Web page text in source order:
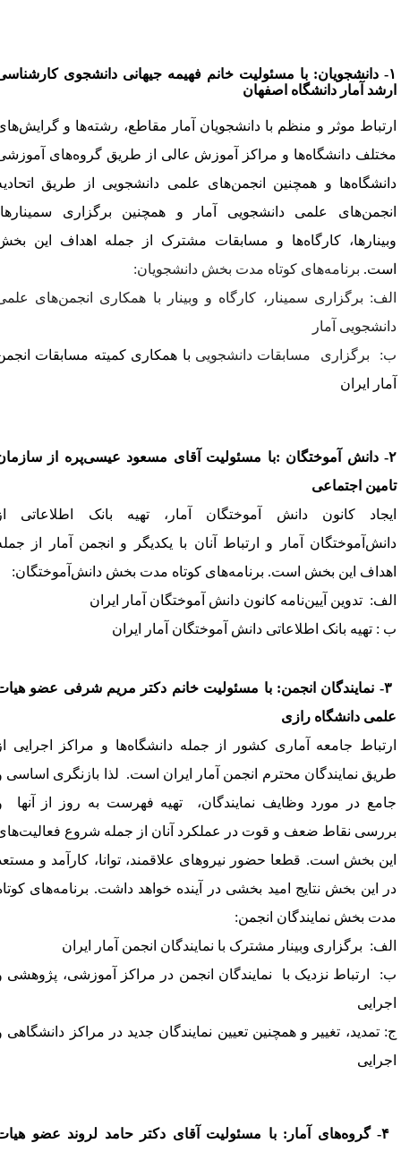
- دانشجویان:با مسئولیت خانم فهیمه جیهانی دانشجوی کارشناسی
آمار دانشگاه اصفهان
موثر و منظم با دانشجویان آمار مقاطع، رشته‌ها و گرایش‌های
دانشگاه‌ها و مراکز آموزش عالی از طریق گروه‌های آموزشی
و همچنین انجمن‌های علمی دانشجویی از طریق اتحادیه
علمی دانشجویی آمار و همچنین برگزاری سمینارها،
کارگاه‌ها و مسابقات مشترک از جمله اهداف این بخش
برنامه‌های کوتاه مدت بخش دانشجویان:
:
برگزاری سمینار، کارگاه و وبینار با همکاری انجمن‌های علمی
آمار
: برگزاری مسابقات دانشجویی با همکاری کمیته مسابقات انجمن
ایران
- دانش آموختگان: با مسئولیت آقای مسعود عیسی‌پره از سازمان
اجتماعی
کانون دانش آموختگان آمار، تهیه بانک اطلاعاتی از
آمار و ارتباط آنان با یکدیگر و انجمن آمار از جمله
این بخش است. برنامه‌های کوتاه مدت بخش دانش‌آموختگان:
: تدوین آیین‌نامه کانون دانش آموختگان آمار ایران
: تهیه بانک اطلاعاتی دانش آموختگان آمار ایران
- نمایندگان انجمن:با مسئولیت خانم دکتر مریم شرفی عضو هیات
دانشگاه رازی
جامعه آماری کشور از جمله دانشگاه‌ها و مراکز اجرایی از
نمایندگان محترم انجمن آمار ایران است. لذا بازنگری اساسی و
در مورد وظایف نمایندگان، تهیه فهرست به روز از آنها
نقاط ضعف و قوت در عملکرد آنان از جمله شروع فعالیت‌های
بخش است. قطعا حضور نیروهای علاقمند، توانا، کارآمد و مستعد
این بخش نتایج امید بخشی در آینده خواهد داشت.برنامه‌های کوتاه
بخش نمایندگان انجمن:
برگزاری وبینار مشترک با نمایندگان انجمن آمار ایران
: ارتباط نزدیک با
نمایندگان انجمن در مراکز آموزشی، پژوهشی و
تمدید، تغییر و همچنین تعیین نمایندگان جدید در مراکز دانشگاهی و
- گروه‌های آمار:با مسئولیت آقای دکتر حامد لروند عضو هیات